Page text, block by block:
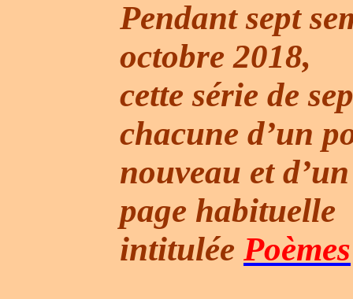
Pendant sept
octobre 2018,
cette série de
chacune d’un
nouveau et
page habituelle
intitulée Poèmes